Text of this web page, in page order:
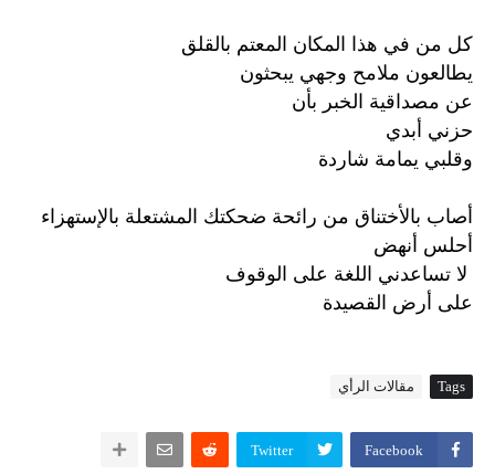
كل من في هذا المكان المعتم بالقلق
يطالعون ملامح وجهي يبحثون
عن مصداقية الخبر بأن
حزني أبدي
وقلبي يمامة شاردة
أصاب بالأختناق من رائحة ضحكتك المشتعلة بالإستهزاء
أحلس أنهض
لا تساعدني اللغة على الوقوف
على أرض القصيدة
Tags مقالات الرأي
Facebook
Twitter